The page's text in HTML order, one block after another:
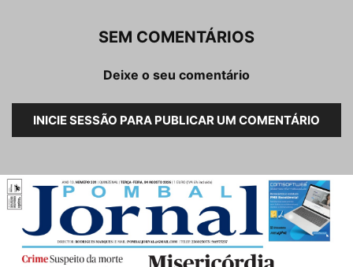
SEM COMENTÁRIOS
Deixe o seu comentário
INICIE SESSÃO PARA PUBLICAR UM COMENTÁRIO